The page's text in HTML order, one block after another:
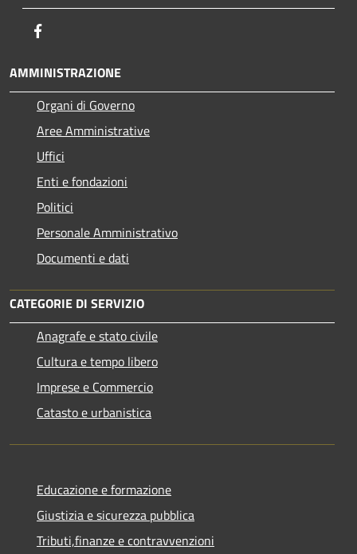
AMMINISTRAZIONE
Organi di Governo
Aree Amministrative
Uffici
Enti e fondazioni
Politici
Personale Amministrativo
Documenti e dati
CATEGORIE DI SERVIZIO
Anagrafe e stato civile
Cultura e tempo libero
Imprese e Commercio
Catasto e urbanistica
Educazione e formazione
Giustizia e sicurezza pubblica
Tributi,finanze e contravvenzioni